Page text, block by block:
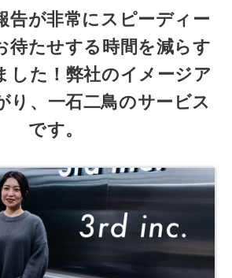
告が非常にスピーディー
待たせする時間を減らす
した！弊社のイメージア
り、一石二鳥のサービス
です。